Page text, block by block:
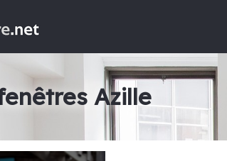
Azille